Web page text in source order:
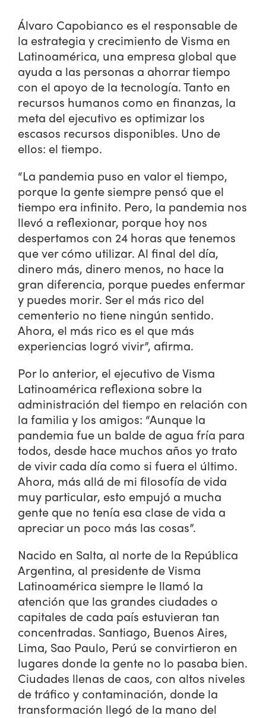
Álvaro Capobianco es el responsable de
la estrategia y crecimiento de Visma en
Latinoamérica, una empresa global que
ayuda a las personas a ahorrar tiempo
con el apoyo de la tecnología. Tanto en
recursos humanos como en finanzas, la
meta del ejecutivo es optimizar los
escasos recursos disponibles. Uno de
ellos: el tiempo.
“La pandemia puso en valor el tiempo,
porque la gente siempre pensó que el
tiempo era infinito. Pero, la pandemia nos
llevó a reflexionar, porque hoy nos
despertamos con 24 horas que tenemos
que ver cómo utilizar. Al final del día,
dinero más, dinero menos, no hace la
gran diferencia, porque puedes enfermar
y puedes morir. Ser el más rico del
cementerio no tiene ningún sentido.
Ahora, el más rico es el que más
experiencias logró vivir”, afirma.
Por lo anterior, el ejecutivo de Visma
Latinoamérica reflexiona sobre la
administración del tiempo en relación con
la familia y los amigos: “Aunque la
pandemia fue un balde de agua fría para
todos, desde hace muchos años yo trato
de vivir cada día como si fuera el último.
Ahora, más allá de mi filosofía de vida
muy particular, esto empujó a mucha
gente que no tenía esa clase de vida a
apreciar un poco más las cosas”.
Nacido en Salta, al norte de la República
Argentina, al presidente de Visma
Latinoamérica siempre le llamó la
atención que las grandes ciudades o
capitales de cada país estuvieran tan
concentradas. Santiago, Buenos Aires,
Lima, Sao Paulo, Perú se convirtieron en
lugares donde la gente no lo pasaba bien.
Ciudades llenas de caos, con altos niveles
de tráfico y contaminación, donde la
transformación llegó de la mano del